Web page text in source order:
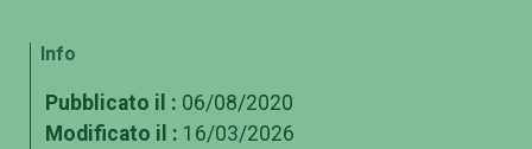
Info
Pubblicato il : 06/08/2020
Modificato il : 16/03/2026